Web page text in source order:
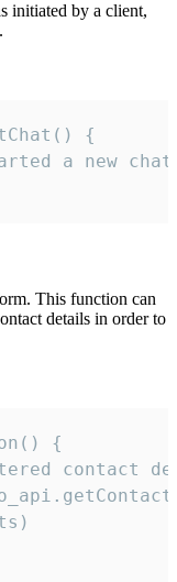
initiated by a client,
{
a new
This function can
details in order to
{
contact